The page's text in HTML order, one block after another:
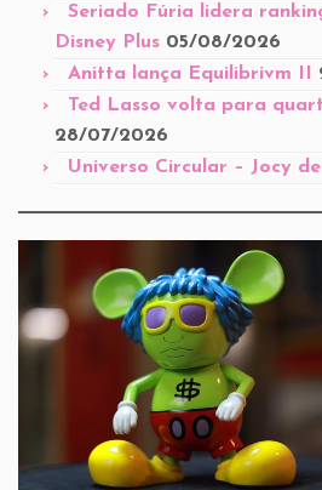
Seriado Fúria lidera
Disney Plus 05/08/2026
Anitta lança Equilibrivm II
Ted Lasso volta para
28/07/2026
Universo Circular – Jocy